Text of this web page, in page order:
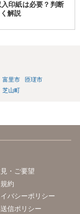
印紙は必要？判断
解説
富里市
匝瑳市
芝山町
・ご要望
約
バシーポリシー
信ポリシー